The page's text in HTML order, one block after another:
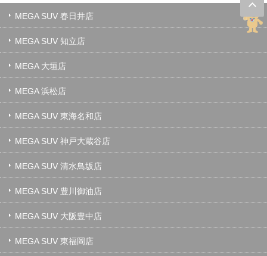
MEGA SUV 春日井店
MEGA SUV 知立店
MEGA 大垣店
MEGA 浜松店
MEGA SUV 東海名和店
MEGA SUV 神戸大蔵谷店
MEGA SUV 清水鳥坂店
MEGA SUV 豊川御油店
MEGA SUV 大阪豊中店
MEGA SUV 東福岡店